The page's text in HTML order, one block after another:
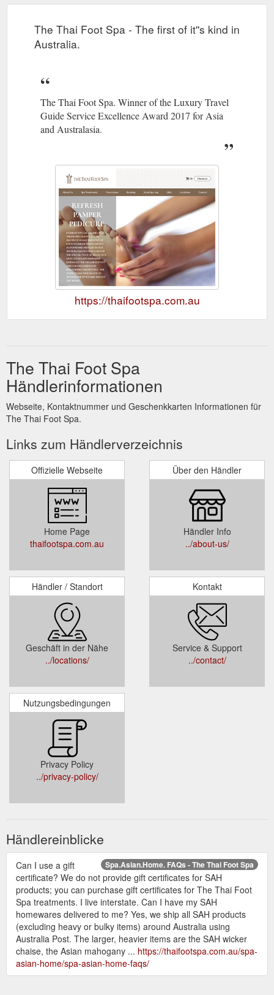
The Thai Foot Spa - The first of it''s kind in
Australia.
The Thai Foot Spa. Winner of the Luxury Travel
Guide Service Excellence Award 2017 for Asia
and Australasia.
https://thaifootspa.com.au
The Thai Foot Spa
Händlerinformationen
Webseite, Kontaktnummer und Geschenkkarten Informationen für
The Thai Foot Spa.
Links zum Händlerverzeichnis
Offizielle Webseite
Home Page
thaifootspa.com.au
Über den Händler
Händler Info
../about-us/
Händler / Standort
Geschäft in der Nähe
../locations/
Kontakt
Service & Support
../contact/
Nutzungsbedingungen
Privacy Policy
../privacy-policy/
Händlereinblicke
Spa.Asian.Home. FAQs - The Thai Foot Spa
Can I use a gift
certificate? We do not provide gift certificates for SAH
products; you can purchase gift certificates for The Thai Foot
Spa treatments. I live interstate. Can I have my SAH
homewares delivered to me? Yes, we ship all SAH products
(excluding heavy or bulky items) around Australia using
Australia Post. The larger, heavier items are the SAH wicker
chaise, the Asian mahogany ... https://thaifootspa.com.au/spa-
asian-home/spa-asian-home-faqs/